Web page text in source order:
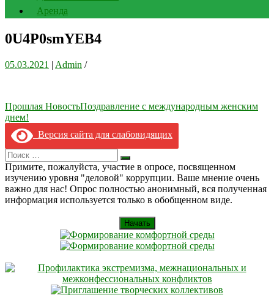
Аренда
0U4P0smYEB4
05.03.2021 | Admin /
Навигация
по
записям
Прошлая НовостьПоздравление с международным женским
днем!
Версия сайта для слабовидящих
Search
for:
Искать
Примите, пожалуйста, участие в опросе, посвященном
изучению уровня "деловой" коррупции. Ваше мнение очень
важно для нас! Опрос полностью анонимный, вся полученная
информация используется только в обобщенном виде.
Начать